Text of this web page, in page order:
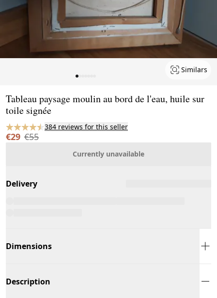
Similars
Tableau paysage moulin au bord de l'eau, huile sur
toile signée
384 reviews for this seller
€29 €55
Currently unavailable
Delivery
Dimensions
Description